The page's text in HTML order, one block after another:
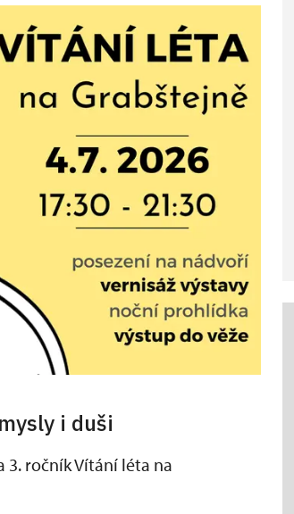
i duši
3. ročník Vítání léta na